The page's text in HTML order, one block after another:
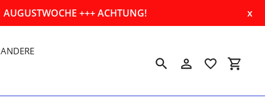
AUGUSTWOCHE +++ ACHTUNG! x
ANDERE
SuchenEinloggen